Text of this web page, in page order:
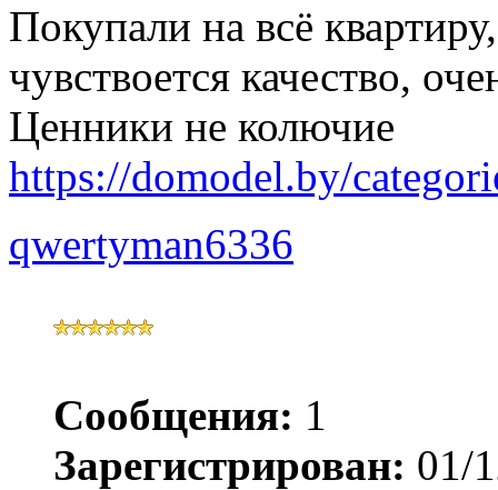
Покупали на всё
чувствоется качество,
Ценники не колючие
https://domodel.by/
qwertyman6336
Сообщения: 1
Зарегистрирован: 01/